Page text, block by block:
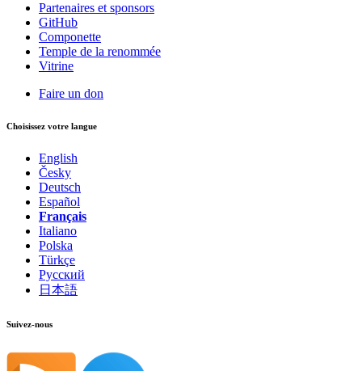
Partenaires et sponsors
GitHub
Componette
Temple de la renommée
Vitrine
Faire un don
Choisissez votre langue
English
Česky
Deutsch
Español
Français
Italiano
Polska
Türkçe
Русский
日本語
Suivez-nous